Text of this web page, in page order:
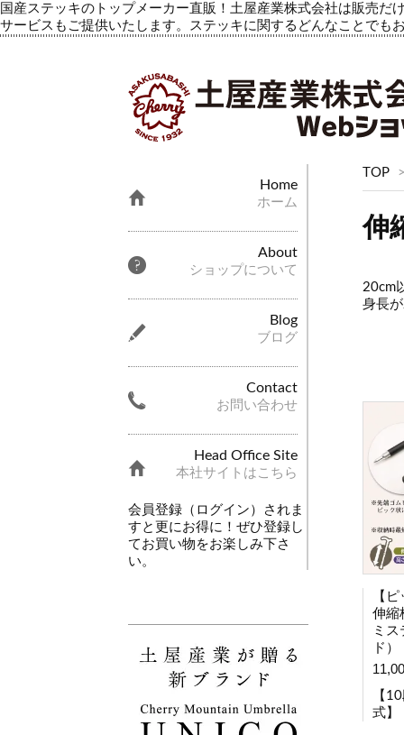
国産ステッキのトップメーカー直販！土屋産業株式会社は販売
サービスもご提供いたします。ステッキに関するどんなことでも
TOP
伸
20cm
身長
【
伸縮
ミ
ド）
【
式】
Home
ホーム
About
ショップについて
Blog
ブログ
Contact
お問い合わせ
Head Office Site
本社サイトはこちら
会員登録（ログイン）されま
すと更にお得に！ぜひ登録し
てお買い物をお楽しみ下さ
い。